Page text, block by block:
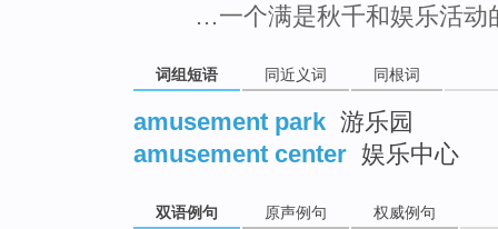
…一个满是秋千和娱乐活动
词组短语 同近义词 同根词
amusement park 游乐园
amusement center 娱乐中心
双语例句 原声例句 权威例句